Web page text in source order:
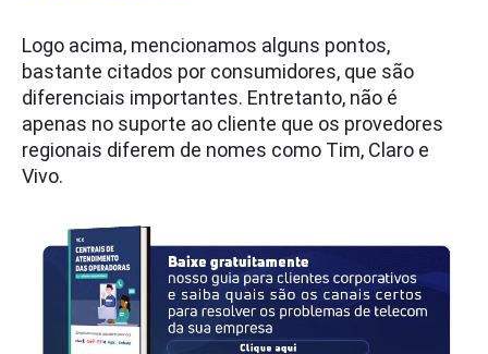
Logo acima, mencionamos alguns pontos,
bastante citados por consumidores, que são
diferenciais importantes. Entretanto, não é
apenas no suporte ao cliente que os provedores
regionais diferem de nomes como Tim, Claro e
Vivo.